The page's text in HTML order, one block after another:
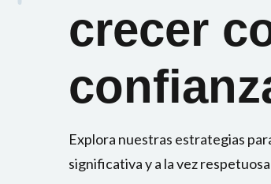
crecer
Explora nuestras estrategias
significativa y a la vez